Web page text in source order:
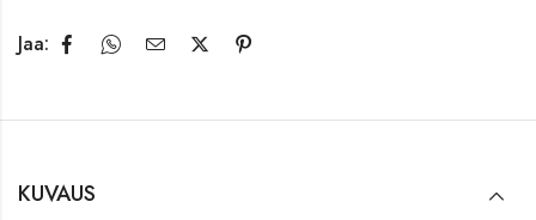
Jaa:
KUVAUS